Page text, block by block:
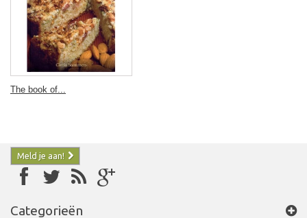
The book of...
Meld je aan!
Categorieën